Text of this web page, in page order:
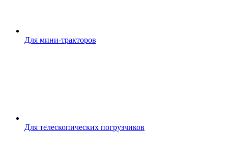
Для мини-тракторов
Для телескопических погрузчиков